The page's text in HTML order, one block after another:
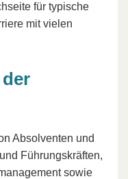
für typische
mit vielen
Absolventen und
Führungskräften,
sowie